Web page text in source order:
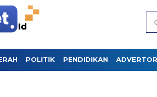
POLITIK PENDIDIKAN